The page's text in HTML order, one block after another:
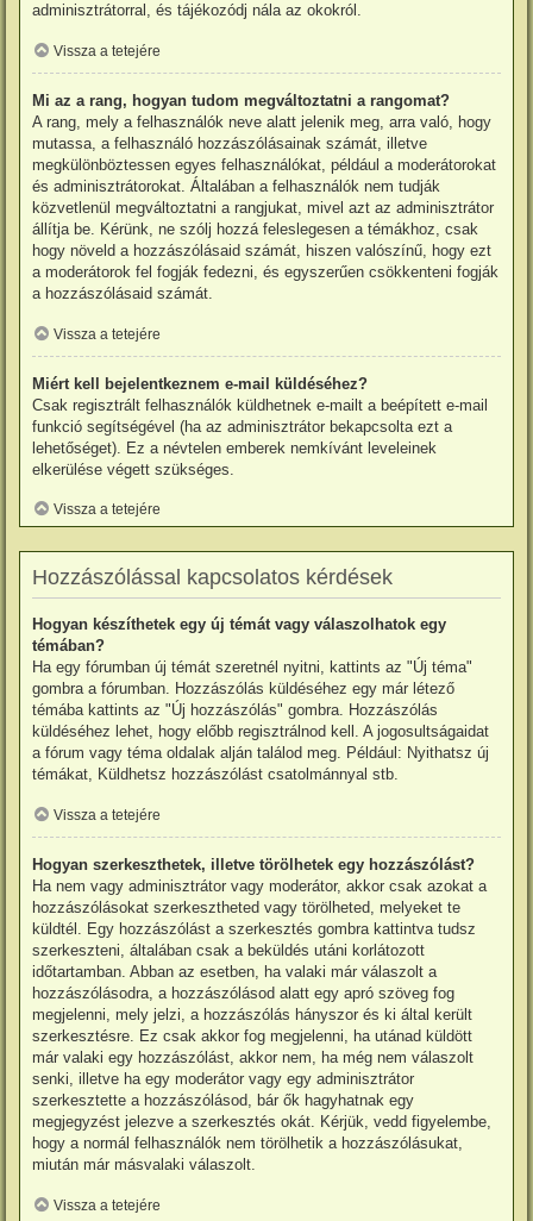
adminisztrátorral, és tájékozódj nála az okokról.
Vissza a tetejére
Mi az a rang, hogyan tudom megváltoztatni a rangomat?
A rang, mely a felhasználók neve alatt jelenik meg, arra való, hogy
mutassa, a felhasználó hozzászólásainak számát, illetve
megkülönböztessen egyes felhasználókat, például a moderátorokat
és adminisztrátorokat. Általában a felhasználók nem tudják
közvetlenül megváltoztatni a rangjukat, mivel azt az adminisztrátor
állítja be. Kérünk, ne szólj hozzá feleslegesen a témákhoz, csak
hogy növeld a hozzászólásaid számát, hiszen valószínű, hogy ezt
a moderátorok fel fogják fedezni, és egyszerűen csökkenteni fogják
a hozzászólásaid számát.
Vissza a tetejére
Miért kell bejelentkeznem e-mail küldéséhez?
Csak regisztrált felhasználók küldhetnek e-mailt a beépített e-mail
funkció segítségével (ha az adminisztrátor bekapcsolta ezt a
lehetőséget). Ez a névtelen emberek nemkívánt leveleinek
elkerülése végett szükséges.
Vissza a tetejére
Hozzászólással kapcsolatos kérdések
Hogyan készíthetek egy új témát vagy válaszolhatok egy
témában?
Ha egy fórumban új témát szeretnél nyitni, kattints az "Új téma"
gombra a fórumban. Hozzászólás küldéséhez egy már létező
témába kattints az "Új hozzászólás" gombra. Hozzászólás
küldéséhez lehet, hogy előbb regisztrálnod kell. A jogosultságaidat
a fórum vagy téma oldalak alján találod meg. Például: Nyithatsz új
témákat, Küldhetsz hozzászólást csatolmánnyal stb.
Vissza a tetejére
Hogyan szerkeszthetek, illetve törölhetek egy hozzászólást?
Ha nem vagy adminisztrátor vagy moderátor, akkor csak azokat a
hozzászólásokat szerkesztheted vagy törölheted, melyeket te
küldtél. Egy hozzászólást a szerkesztés gombra kattintva tudsz
szerkeszteni, általában csak a beküldés utáni korlátozott
időtartamban. Abban az esetben, ha valaki már válaszolt a
hozzászólásodra, a hozzászólásod alatt egy apró szöveg fog
megjelenni, mely jelzi, a hozzászólás hányszor és ki által került
szerkesztésre. Ez csak akkor fog megjelenni, ha utánad küldött
már valaki egy hozzászólást, akkor nem, ha még nem válaszolt
senki, illetve ha egy moderátor vagy egy adminisztrátor
szerkesztette a hozzászólásod, bár ők hagyhatnak egy
megjegyzést jelezve a szerkesztés okát. Kérjük, vedd figyelembe,
hogy a normál felhasználók nem törölhetik a hozzászólásukat,
miután már másvalaki válaszolt.
Vissza a tetejére